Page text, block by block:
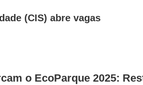
(CIS) abre vagas
o EcoParque 2025: